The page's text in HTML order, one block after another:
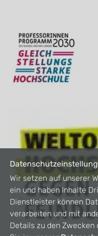
Wir setzen auf unserer
ein und haben Inhalte
Dienstleister können
verarbeiten und mit
Details zu den